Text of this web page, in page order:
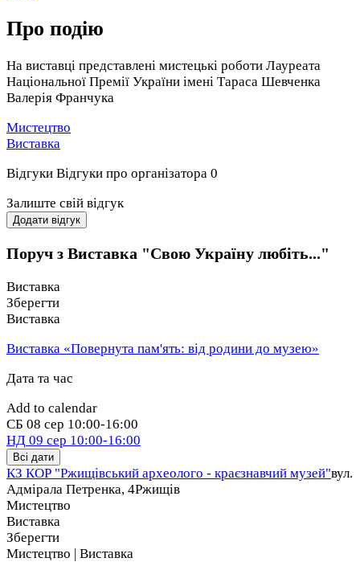
Про подію
На виставці представлені мистецькі роботи Лауреата
Національної Премії України імені Тараса Шевченка
Валерія Франчука
Мистецтво
Виставка
Відгуки Відгуки про організатора 0
Залиште свій відгук
Додати відгук
Поруч з Виставка "Свою Україну любіть..."
Виставка
Зберегти
Виставка
Виставка «Повернута пам'ять: від родини до музею»
Дата та час
Add to calendar
СБ 08 сер 10:00-16:00
НД 09 сер 10:00-16:00
Всі дати
КЗ КОР "Ржищівський археолого - краєзнавчий музей"вул.
Адмірала Петренка, 4Ржищів
Мистецтво
Виставка
Зберегти
Мистецтво | Виставка